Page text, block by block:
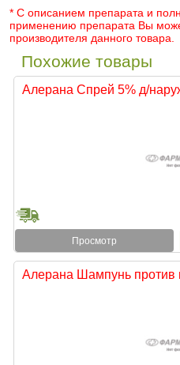
* С описанием препарата и
применению препарата Вы
производителя данного товара.
Похожие товары
Алерана Спрей 5% д/
Просмотр
Алерана Шампунь против